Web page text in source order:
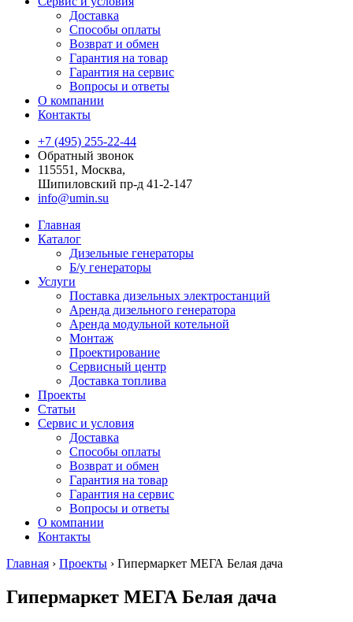
Доставка
Способы оплаты
Возврат и обмен
Гарантия на товар
Гарантия на сервис
Вопросы и ответы
О компании
Контакты
+7 (495) 255-22-44
Обратный звонок
115551, Москва,
Шипиловский пр-д 41-2-147
info@umin.su
Главная
Каталог
Дизельные генераторы
Б/у генераторы
Услуги
Поставка дизельных электростанций
Аренда дизельного генератора
Аренда модульной котельной
Монтаж
Проектирование
Сервисный центр
Доставка топлива
Проекты
Статьи
Сервис и условия
Доставка
Способы оплаты
Возврат и обмен
Гарантия на товар
Гарантия на сервис
Вопросы и ответы
О компании
Контакты
Главная › Проекты › Гипермаркет МЕГА Белая дача
Гипермаркет МЕГА Белая дача